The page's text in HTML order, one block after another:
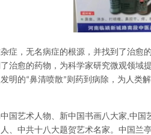
症，无名病症的根源，并找到了治
治愈的药物，为科学家研究微观领
明的“鼻清喷散”则药到病除，为人类
国艺术人物、新中国书画八大家 中国
、中共十八大题贺艺术名家。中国兰